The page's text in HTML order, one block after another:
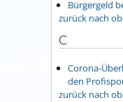
Bürgergeld
zurück nach
C
Corona-
den
zurück nach